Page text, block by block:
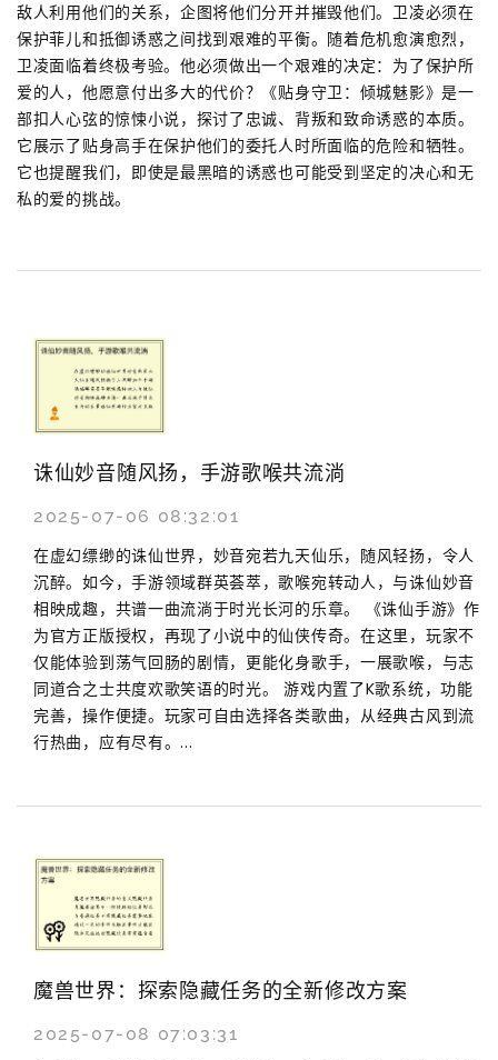
敌人利用他们的关系，企图将他们分开并摧毁他们。卫凌必须在
保护菲儿和抵御诱惑之间找到艰难的平衡。随着危机愈演愈烈，
卫凌面临着终极考验。他必须做出一个艰难的决定：为了保护所
爱的人，他愿意付出多大的代价？《贴身守卫：倾城魅影》是一
部扣人心弦的惊悚小说，探讨了忠诚、背叛和致命诱惑的本质。
它展示了贴身高手在保护他们的委托人时所面临的危险和牺牲。
它也提醒我们，即使是最黑暗的诱惑也可能受到坚定的决心和无
私的爱的挑战。
诛仙妙音随风扬，手游歌喉共流淌
2025-07-06 08:32:01
在虚幻缥缈的诛仙世界，妙音宛若九天仙乐，随风轻扬，令人
沉醉。如今，手游领域群英荟萃，歌喉宛转动人，与诛仙妙音
相映成趣，共谱一曲流淌于时光长河的乐章。 《诛仙手游》作
为官方正版授权，再现了小说中的仙侠传奇。在这里，玩家不
仅能体验到荡气回肠的剧情，更能化身歌手，一展歌喉，与志
同道合之士共度欢歌笑语的时光。 游戏内置了K歌系统，功能
完善，操作便捷。玩家可自由选择各类歌曲，从经典古风到流
行热曲，应有尽有。...
魔兽世界：探索隐藏任务的全新修改方案
2025-07-08 07:03:31